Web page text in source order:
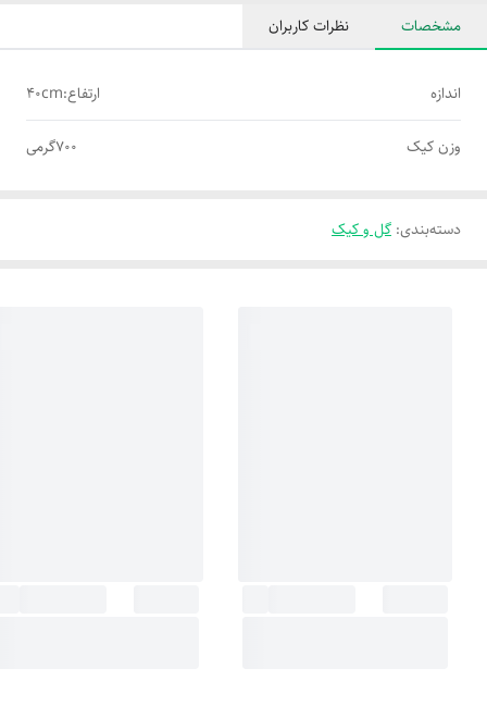
مشخصات نظرات کاربران
اندازه ارتفاع:40cm
وزن کیک 700گرمی
دسته‌بندی: گل و کیک